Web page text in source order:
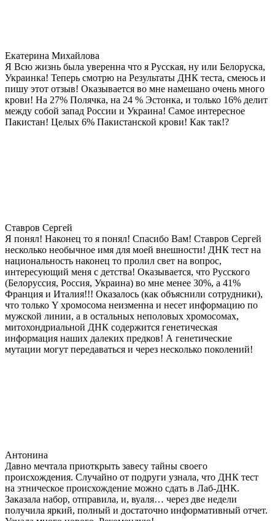
Екатерина Михайлова
Я Всю жизнь была уверенна что я Русская, ну или Белоруска,
Украинка! Теперь смотрю на Результаты ДНК теста, смеюсь и
пишу этот отзыв! Оказывается во мне намешано очень много
крови! На 27% Полячка, на 24 % Эстонка, и только 16% делит
между собой запад России и Украина! Самое интересное
Пакистан! Целых 6% Пакистанской крови! Как так!?
Ставров Сергей
Я понял! Наконец то я понял! Спасибо Вам! Ставров Сергей
несколько необычное имя для моей внешности! ДНК тест на
национальность наконец то пролил свет на вопрос,
интересующий меня с детства! Оказывается, что Русского
(Белоруссия, Россия, Украина) во мне менее 30%, а 41%
Франция и Италия!!! Оказалось (как объяснили сотрудники),
что только Y хромосома неизменна и несет информацию по
мужской линии, а в остальных неполовых хромосомах,
митохондриальной ДНК содержится генетическая
информация наших далеких предков! А генетические
мутации могут передаваться и через несколько поколений!
Антонина
Давно мечтала приоткрыть завесу тайны своего
происхождения. Случайно от подруги узнала, что ДНК тест
на этническое происхождение можно сдать в Лаб-ДНК.
Заказала набор, отправила, и, вуаля… через две недели
получила яркий, полный и достаточно информативный отчет.